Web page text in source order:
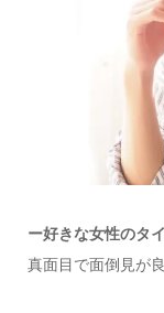
ー好きな女性のタ
真面目で面倒見が